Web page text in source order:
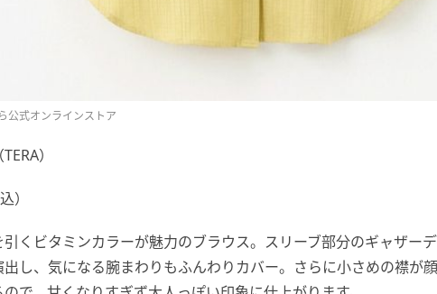
公式オンラインストア
）
）
引くビタミンカラーが魅力のブラウス。スリーブ部分のギャザー
出し、気になる腕まわりもふんわりカバー。さらに小さめの襟が